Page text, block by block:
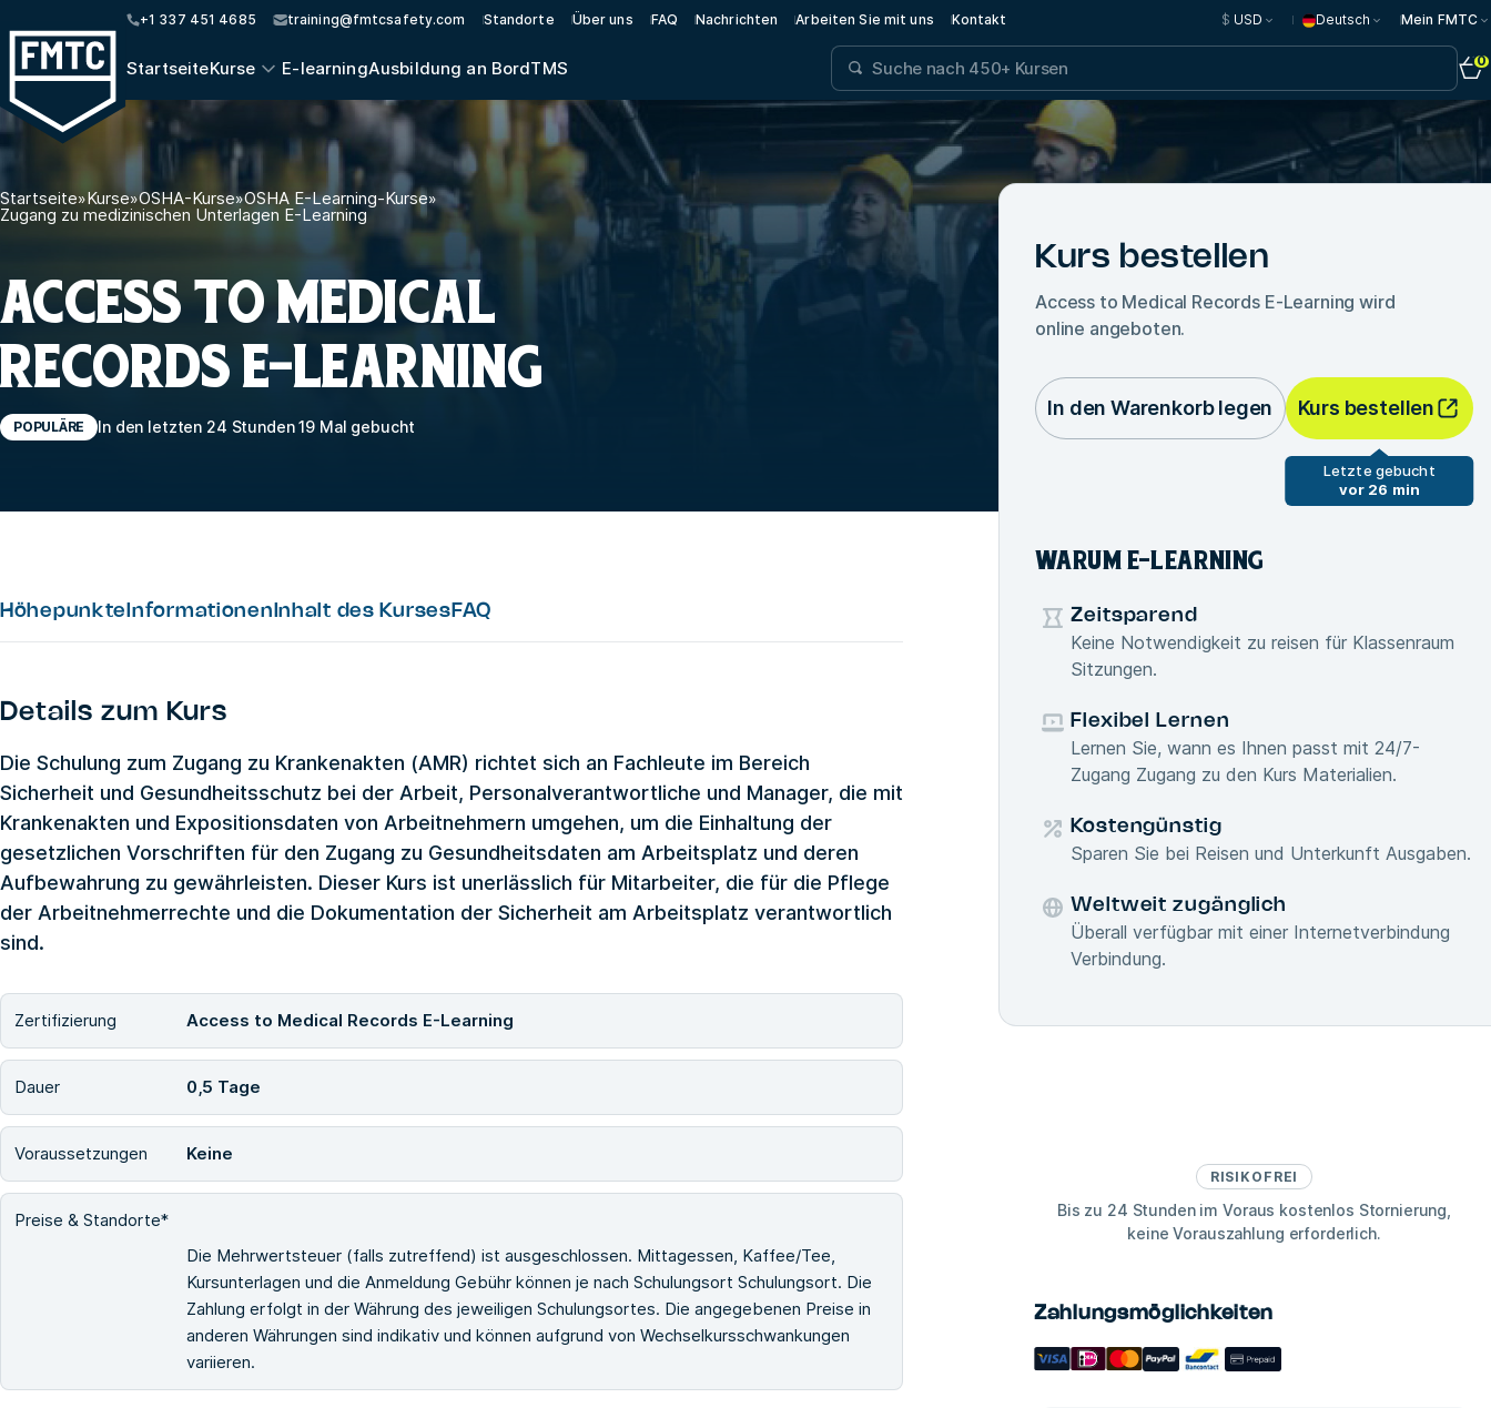
+1 337 451 4685 training@fmtcsafety.com Standorte Über uns FAQ Nachrichten Arbeiten Sie mit uns Kontakt $ USD Deutsch Mein FMTC
StartseiteKurse E-learningAusbildung an BordTMS 0
Startseite»Kurse»OSHA-Kurse»OSHA E-Learning-Kurse»
Zugang zu medizinischen Unterlagen E-Learning
ACCESS TO MEDICAL
RECORDS E-LEARNING
POPULÄRE In den letzten 24 Stunden 19 Mal gebucht
Höhepunkte Informationen Inhalt des Kurses FAQ
Details zum Kurs
Die Schulung zum Zugang zu Krankenakten (AMR) richtet sich an Fachleute im Bereich
Sicherheit und Gesundheitsschutz bei der Arbeit, Personalverantwortliche und Manager, die mit
Krankenakten und Expositionsdaten von Arbeitnehmern umgehen, um die Einhaltung der
gesetzlichen Vorschriften für den Zugang zu Gesundheitsdaten am Arbeitsplatz und deren
Aufbewahrung zu gewährleisten. Dieser Kurs ist unerlässlich für Mitarbeiter, die für die Pflege
der Arbeitnehmerrechte und die Dokumentation der Sicherheit am Arbeitsplatz verantwortlich
sind.
Zertifizierung Access to Medical Records E-Learning
Dauer 0,5 Tage
Voraussetzungen Keine
Preise & Standorte*
Die Mehrwertsteuer (falls zutreffend) ist ausgeschlossen. Mittagessen, Kaffee/Tee,
Kursunterlagen und die Anmeldung Gebühr können je nach Schulungsort Schulungsort. Die
Zahlung erfolgt in der Währung des jeweiligen Schulungsortes. Die angegebenen Preise in
anderen Währungen sind indikativ und können aufgrund von Wechselkursschwankungen
variieren.
Kurs bestellen
Access to Medical Records E-Learning wird
online angeboten.
In den Warenkorb legen Kurs bestellen
Letzte gebucht
vor 26 min
WARUM E-LEARNING
Zeitsparend
Keine Notwendigkeit zu reisen für Klassenraum
Sitzungen.
Flexibel Lernen
Lernen Sie, wann es Ihnen passt mit 24/7-
Zugang Zugang zu den Kurs Materialien.
Kostengünstig
Sparen Sie bei Reisen und Unterkunft Ausgaben.
Weltweit zugänglich
Überall verfügbar mit einer Internetverbindung
Verbindung.
RISIKOFREI
Bis zu 24 Stunden im Voraus kostenlos Stornierung,
keine Vorauszahlung erforderlich.
Zahlungsmöglichkeiten